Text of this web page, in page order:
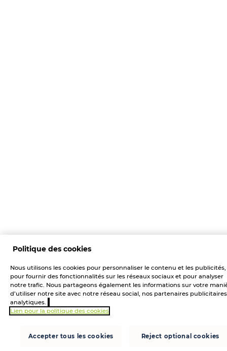
Politique des cookies
Nous utilisons les cookies pour personnaliser le contenu et les publicités,
pour fournir des fonctionnalités sur les réseaux sociaux et pour analyser
notre trafic. Nous partageons également les informations sur votre
d’utiliser notre site avec notre réseau social, nos partenaires
analytiques.
Lien pour la politique des cookies
Accepter tous les cookies Reject optional cookies